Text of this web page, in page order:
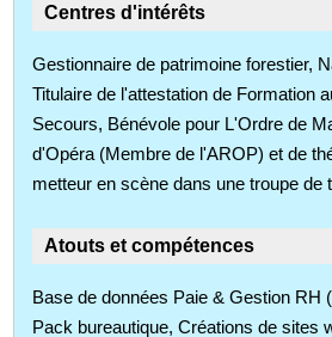
Centres d'intérêts
Gestionnaire de patrimoine forestier,
Titulaire de l'attestation de Formation
Secours, Bénévole pour L'Ordre de
d'Opéra (Membre de l'AROP) et de
metteur en scène dans une troupe de
Atouts et compétences
Base de données Paie & Gestion RH
Pack bureautique, Créations de sites